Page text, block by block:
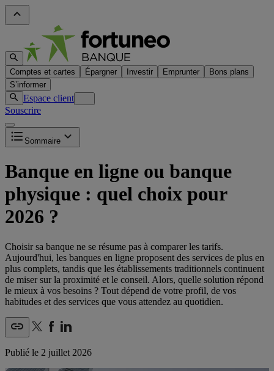
Comptes et cartes Épargner Investir Emprunter
Bons plans
S’informer
Espace client
Souscrire
Sommaire
Banque en ligne ou banque
physique : quel choix pour
2026 ?
Choisir sa banque ne se résume pas à comparer les tarifs.
Aujourd'hui, les banques en ligne proposent des services de plus en
plus complets, tandis que les établissements traditionnels continuent
de miser sur la proximité et le conseil. Alors, quelle solution répond
le mieux à vos besoins ? Tout dépend de votre profil, de vos
habitudes et des services que vous attendez au quotidien.
Publié le 2 juillet 2026